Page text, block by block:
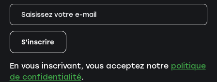
En vous inscrivant, vous acceptez notre politique
de confidentialité.